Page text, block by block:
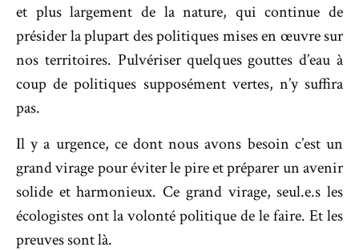
et plus largement de la nature, qui continue de
présider la plupart des politiques mises en œuvre sur
nos territoires. Pulvériser quelques gouttes d’eau à
coup de politiques supposément vertes, n’y suffira
pas.
Il y a urgence, ce dont nous avons besoin c’est un
grand virage pour éviter le pire et préparer un avenir
solide et harmonieux. Ce grand virage, seul.e.s les
écologistes ont la volonté politique de le faire. Et les
preuves sont là.